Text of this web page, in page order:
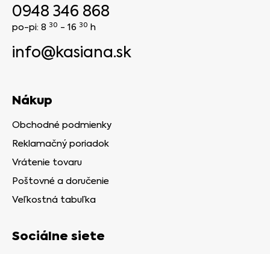
0948 346 868
po-pi: 8 30 - 16 30 h
info@kasiana.sk
Nákup
Obchodné podmienky
Reklamačný poriadok
Vrátenie tovaru
Poštovné a doručenie
Veľkostná tabuľka
Sociálne siete